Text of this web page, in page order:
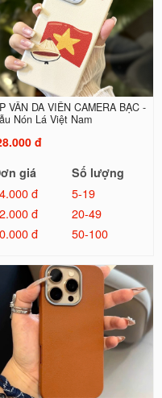
VÂN DA VIỀN CAMERA BẠC -
Nón Lá Việt Nam
đ
giá
Số lượng
đ
5-19
đ
20-49
đ
50-100